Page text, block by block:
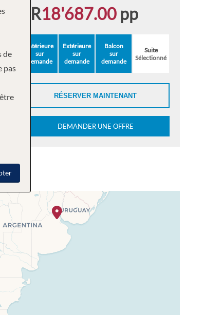
FR18'687.00 pp
Intérieure
sur
demande
Extérieure
sur
demande
Balcon
sur
demande
Suite
Sélectionné
RÉSERVER MAINTENANT
DEMANDER UNE OFFRE
de
pas